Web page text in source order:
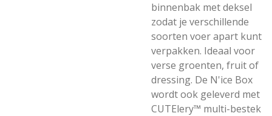
binnenbak met deksel
zodat je verschillende
soorten voer apart kunt
verpakken. Ideaal voor
verse groenten, fruit of
dressing. De N'ice Box
wordt ook geleverd met
CUTElery™ multi-bestek